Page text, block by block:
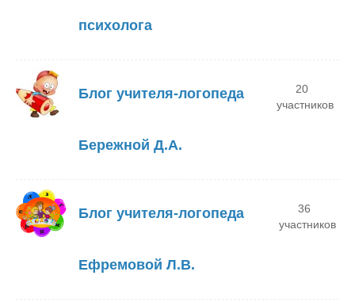
психолога
Блог учителя-логопеда
Бережной Д.А.
20
участников
Блог учителя-логопеда
Ефремовой Л.В.
36
участников